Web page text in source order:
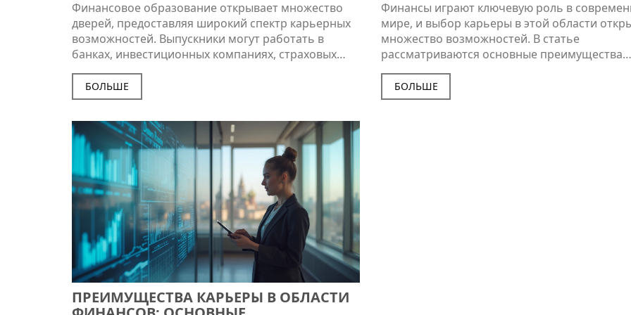
Финансовое образование открывает множество
дверей, предоставляя широкий спектр карьерных
возможностей. Выпускники могут работать в
банках, инвестиционных компаниях, страховых
организациях или консалтинговых фирмах. Чтобы
сделать правильный выбор, важно учитывать
личные интересы и сильные стороны, а также
области. Анализ трудового рынка и понимание,
какие навыки востребованы, помогут повысить
шансы на успешную карьеру. В статье
обсуждаются советы и интересные факты о том,
где можно применить знания, полученные на
финансовом факультете.
БОЛЬШЕ
Финансы играют ключевую роль в
мире, и выбор карьеры в этой области
множество возможностей. В статье
рассматриваются основные преимущества
изучения финансов и кредитования,
карьерные пути и востребованные навыки.
обсуждаются изменения на рынке труда и
БОЛЬШЕ
ПРЕИМУЩЕСТВА КАРЬЕРЫ В ОБЛАСТИ